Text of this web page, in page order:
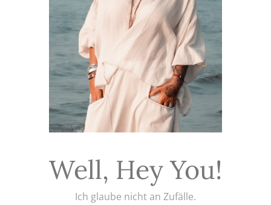
Well, Hey You!
Ich glaube nicht an Zufälle.